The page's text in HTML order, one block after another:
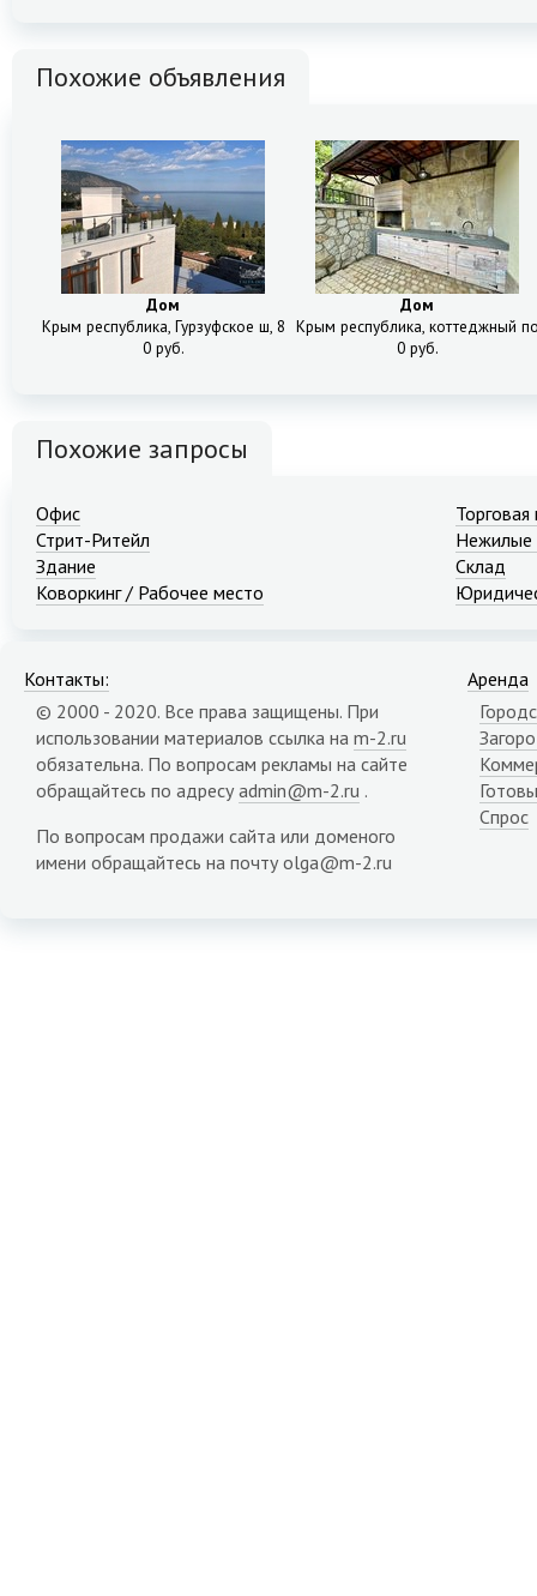
Похожие объявления
Дом
Крым республика, Гурзуфское ш, 8И ( и 8Ж)
0 руб.
Дом
Крым республика, коттеджный
0 руб.
Похожие запросы
Офис
Стрит-Ритейл
Нежилые
Здание
Склад
Коворкинг / Рабочее место
Контакты:
© 2000 - 2020. Все права защищены. При
использовании материалов ссылка на m-2.ru
обязательна. По вопросам рекламы на сайте
обращайтесь по адресу admin@m-2.ru .
По вопросам продажи сайта или доменого
имени обращайтесь на почту olga@m-2.ru
Аренда
Спрос